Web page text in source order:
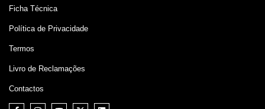
Ficha Técnica
Política de Privacidade
Termos
Livro de Reclamações
Contactos